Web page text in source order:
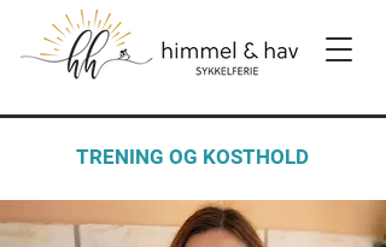
TRENING OG KOSTHOLD